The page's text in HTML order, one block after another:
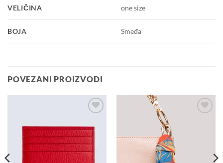
VELIČINA one size
BOJA Smeđa
POVEZANI PROIZVODI
košaricu